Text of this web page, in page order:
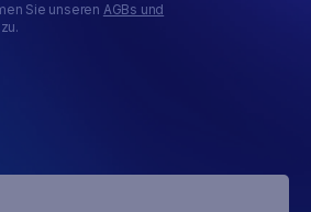
Sie unseren AGBs und
zu.